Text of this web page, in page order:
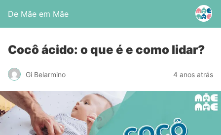
De Mãe em Mãe
Cocô ácido: o que é e como lidar?
Gi Belarmino 4 anos atrás